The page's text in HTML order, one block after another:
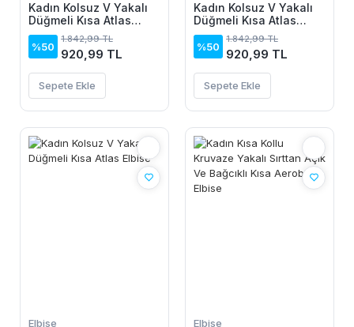
Kadın Kolsuz V Yakalı
Düğmeli Kısa Atlas
Elbise
%50
1.842,99 TL
920,99 TL
Sepete Ekle
Kadın Kolsuz V Yakalı
Düğmeli Kısa Atlas
Elbise
%50
1.842,99 TL
920,99 TL
Sepete Ekle
Elbise Elbise